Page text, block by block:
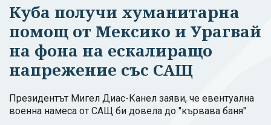
Куба получи хуманитарна
помощ от Мексико и Урагвай
на фона на ескалиращо
напрежение със САЩ
Президентът Мигел Диас-Канел заяви, че евентуална
военна намеса от САЩ би довела до "кървава баня"